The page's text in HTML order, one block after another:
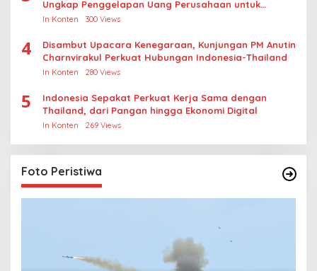
Ungkap Penggelapan Uang Perusahaan untuk
Crypto
In Konten 300 Views
4
Disambut Upacara Kenegaraan, Kunjungan PM Anutin
Charnvirakul Perkuat Hubungan Indonesia-Thailand
In Konten 280 Views
5
Indonesia Sepakat Perkuat Kerja Sama dengan
Thailand, dari Pangan hingga Ekonomi Digital
In Konten 269 Views
Foto Peristiwa